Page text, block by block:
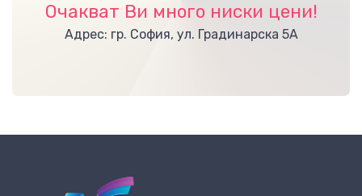
Очакват Ви много ниски цени!
Адрес: гр. София, ул. Градинарска 5А